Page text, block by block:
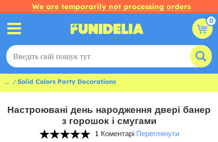
We are temporarily not processing orders
0
... Solid Colors Party Decorations
Настроювані день народження двері банер
з горошок і смугами
1 Коментарі Переглянути